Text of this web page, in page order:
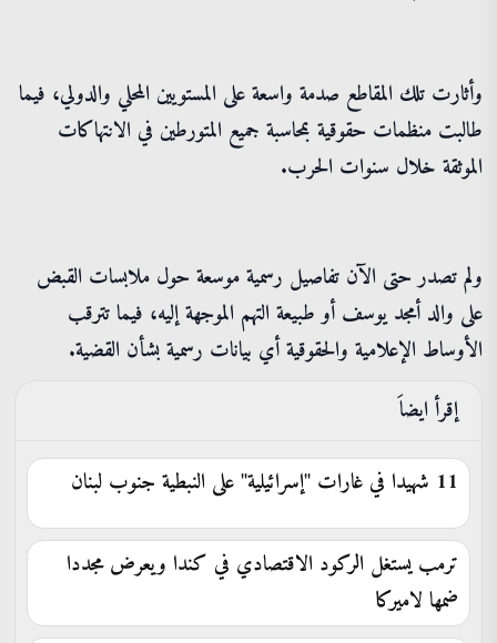
وأثارت تلك المقاطع صدمة واسعة على المستويين المحلي والدولي، فيما
طالبت منظمات حقوقية بمحاسبة جميع المتورطين في الانتهاكات
الموثقة خلال سنوات الحرب.
ولم تصدر حتى الآن تفاصيل رسمية موسعة حول ملابسات القبض
على والد أمجد يوسف أو طبيعة التهم الموجهة إليه، فيما تترقب
الأوساط الإعلامية والحقوقية أي بيانات رسمية بشأن القضية.
إقرأ ايضاَ
11 شهيدا في غارات "إسرائيلية" على النبطية جنوب لبنان
ترمب يستغل الركود الاقتصادي في كندا ويعرض مجددا
ضمها لاميركا